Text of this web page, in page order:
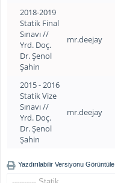
2018-2019
Statik Final
Sınavı //
Yrd. Doç.
Dr. Şenol
Şahin
mr.deejay
2015 - 2016
Statik Vize
Sınavı //
Yrd. Doç.
Dr. Şenol
Şahin
mr.deejay
Yazdırılabilir Versiyonu Görüntüle